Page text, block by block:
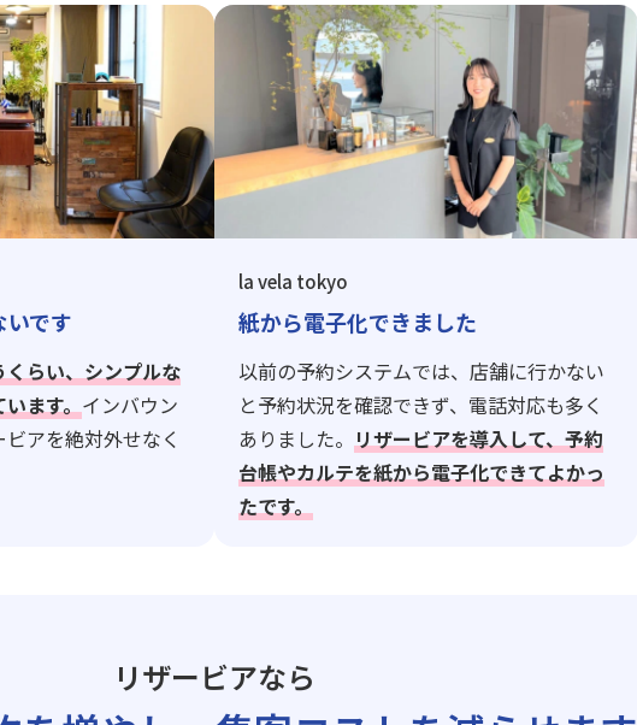
いです
らい、シンプルな
ます。インバウン
アを絶対外せなく
la vela tokyo
紙から電子化できました
以前の予約システムでは、店舗に行かない
と予約状況を確認できず、電話対応も多く
ありました。 リザービアを導入して、予約
台帳やカルテを紙から電子化できてよかっ
たです。
リザービアなら